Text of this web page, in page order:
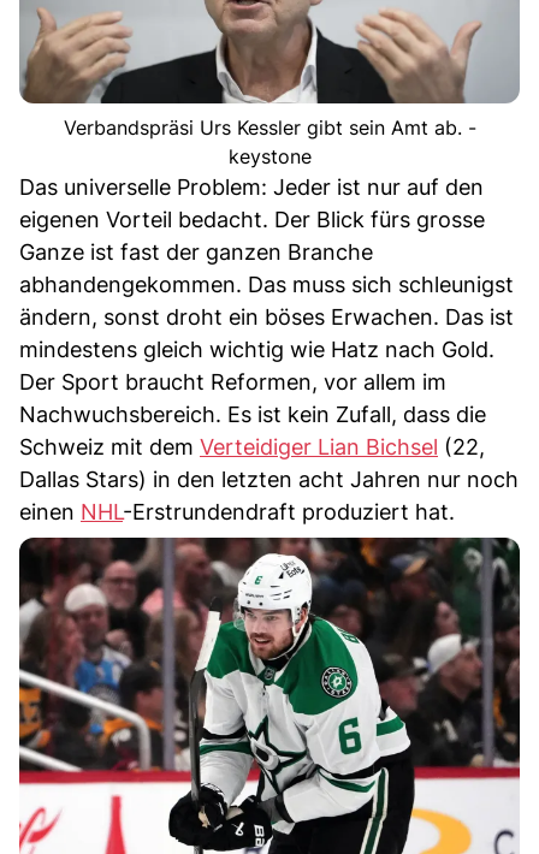
Verbandspräsi Urs Kessler gibt sein Amt ab. -
keystone
Das universelle Problem: Jeder ist nur auf den
eigenen Vorteil bedacht. Der Blick fürs grosse
Ganze ist fast der ganzen Branche
abhandengekommen. Das muss sich schleunigst
ändern, sonst droht ein böses Erwachen. Das ist
mindestens gleich wichtig wie Hatz nach Gold.
Der Sport braucht Reformen, vor allem im
Nachwuchsbereich. Es ist kein Zufall, dass die
Schweiz mit dem Verteidiger Lian Bichsel (22,
Dallas Stars) in den letzten acht Jahren nur noch
einen NHL-Erstrundendraft produziert hat.